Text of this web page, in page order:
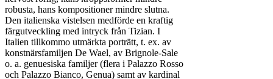
robusta, hans kompositioner mindre slutna.
Den italienska vistelsen medförde en kraftig
färgutveckling med intryck från Tizian. I
Italien tillkommo utmärkta porträtt, t. ex. av
konstnärsfamiljen De Wael, av Brignole-Sale
o. a. genuesiska familjer (flera i Palazzo Rosso
och Palazzo Bianco, Genua) samt av kardinal